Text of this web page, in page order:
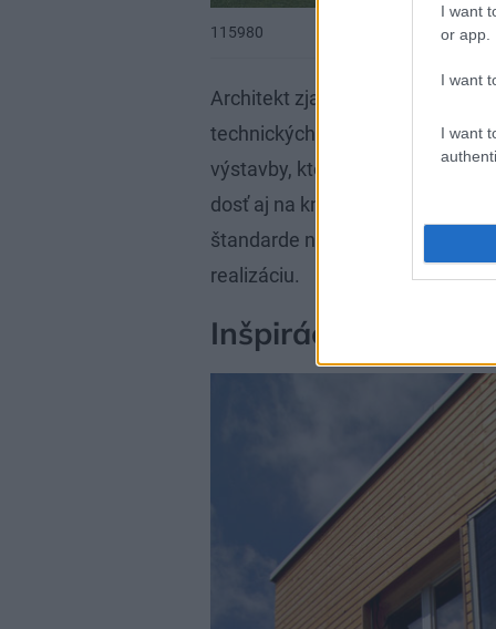
I want
or app.
I want
I want
115980
Architekt zjavne nehovoril do
technických detailov, tabuliek a
výstavby, ktorými ma zahrnul
dosť aj na knihu, pomyslela som
štandarde nie je jednoduchá
realizáciu.
Inšpirácia spoza